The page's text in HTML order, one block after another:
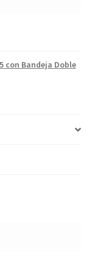
con Bandeja Doble